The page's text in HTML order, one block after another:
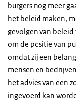
burgers nog meer
het beleid maken,
gevolgen van beleid
om de positie van
omdat zij een
mensen en
het advies van een
ingevoerd kan